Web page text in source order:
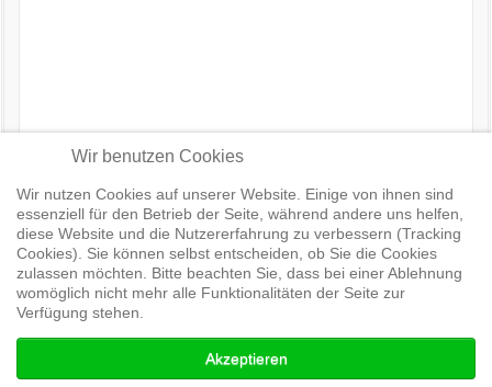
Spitzenhockey der Herren
Zurück
Nächster Beitrag: Olympiade Sydney 2000 Spielbeobachtung
AustralienWeiter
Wir benutzen Cookies
Wir nutzen Cookies auf unserer Website. Einige von ihnen sind
essenziell für den Betrieb der Seite, während andere uns helfen,
diese Website und die Nutzererfahrung zu verbessern (Tracking
Cookies). Sie können selbst entscheiden, ob Sie die Cookies
zulassen möchten. Bitte beachten Sie, dass bei einer Ablehnung
womöglich nicht mehr alle Funktionalitäten der Seite zur
Verfügung stehen.
Akzeptieren